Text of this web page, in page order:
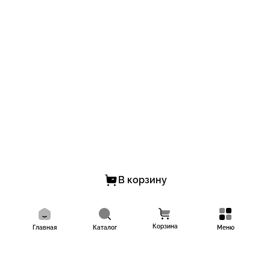
В корзину
Главная Каталог Корзина Меню